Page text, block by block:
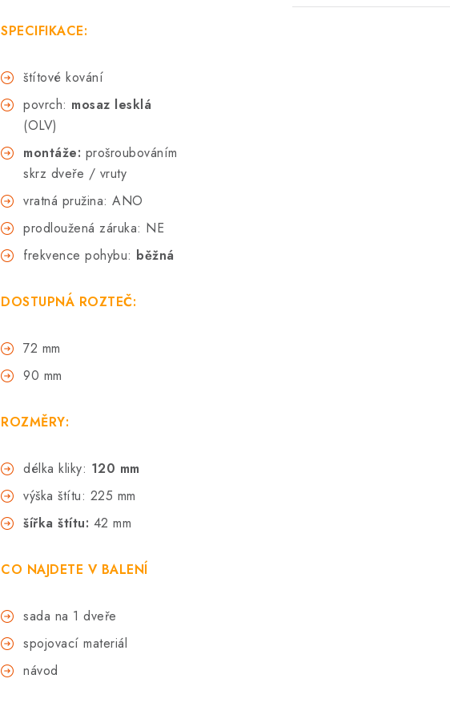
SPECIFIKACE:
štítové kování
povrch: mosaz lesklá
(OLV)
montáže: prošroubováním
skrz dveře / vruty
vratná pružina: ANO
prodloužená záruka: NE
frekvence pohybu: běžná
DOSTUPNÁ ROZTEČ:
72 mm
90 mm
ROZMĚRY:
délka kliky: 120 mm
výška štítu: 225 mm
šířka štítu: 42 mm
CO NAJDETE V BALENÍ
sada na 1 dveře
spojovací materiál
návod